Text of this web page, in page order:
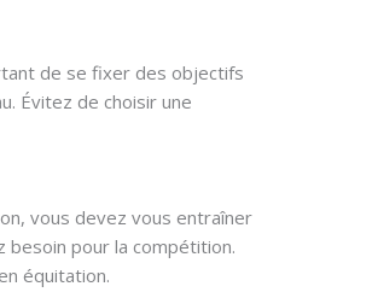
de se fixer des objectifs
Évitez de choisir une
vous devez vous entraîner
besoin pour la compétition.
équitation.